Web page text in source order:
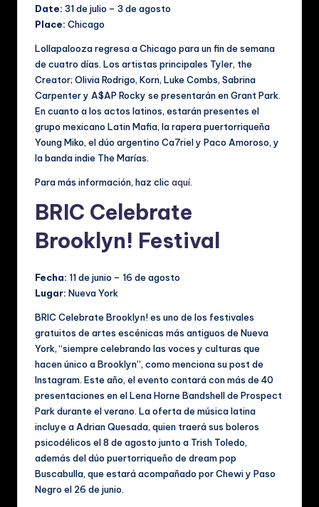
Date: 31 de julio – 3 de agosto
Place: Chicago
Lollapalooza regresa a Chicago para un fin de semana
de cuatro días. Los artistas principales Tyler, the
Creator; Olivia Rodrigo, Korn, Luke Combs, Sabrina
Carpenter y A$AP Rocky se presentarán en Grant Park.
En cuanto a los actos latinos, estarán presentes el
grupo mexicano Latin Mafia, la rapera puertorriqueña
Young Miko, el dúo argentino Ca7riel y Paco Amoroso, y
la banda indie The Marías.
Para más información, haz clic aquí.
BRIC Celebrate
Brooklyn! Festival
Fecha: 11 de junio – 16 de agosto
Lugar: Nueva York
BRIC Celebrate Brooklyn! es uno de los festivales
gratuitos de artes escénicas más antiguos de Nueva
York, “siempre celebrando las voces y culturas que
hacen único a Brooklyn”, como menciona su post de
Instagram. Este año, el evento contará con más de 40
presentaciones en el Lena Horne Bandshell de Prospect
Park durante el verano. La oferta de música latina
incluye a Adrian Quesada, quien traerá sus boleros
psicodélicos el 8 de agosto junto a Trish Toledo,
además del dúo puertorriqueño de dream pop
Buscabulla, que estará acompañado por Chewi y Paso
Negro el 26 de junio.